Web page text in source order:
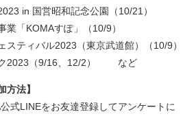
in 国営昭和記念公園（10/21）
「KOMAすぽ」（10/9）
ティバル2023（東京武道館）（10/9）
2023（9/16、12/2） など
方法】
LINEをお友達登録してアンケートに